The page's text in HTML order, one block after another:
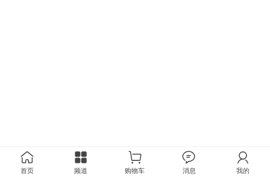
首页 频道 购物车 消息 我的